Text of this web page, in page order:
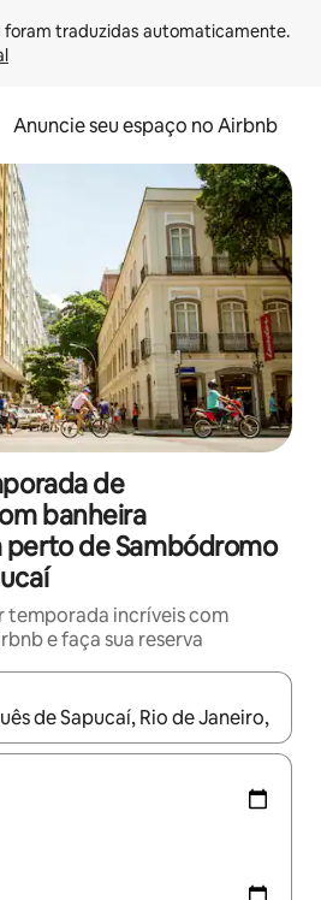
Anuncie seu espaço no Airbnb
de
banheira
de Sambódromo
temporada incríveis com
e faça sua reserva
disponíveis, explore-os